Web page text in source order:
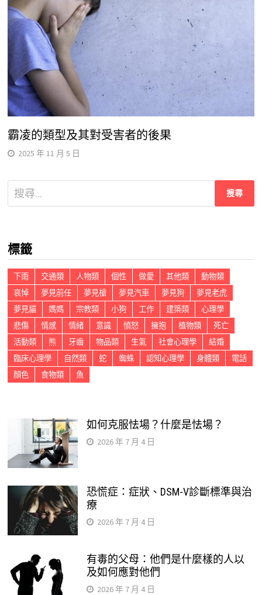
霸凌的類型及其對受害者的後果
2025 年 11 月 5 日
搜
尋
字:
標籤
下雨 交通類 人物類 個性 做愛 其他類
動物類
哀悼
夢見前任 夢見槍 夢見汽車 夢見狗
夢見老虎
夢見貓
媽媽 宗教類 小狗 工作 建築類
心理學
悲傷
情感 情緒 意識 憤怒 擁抱 植物類
死亡
活動類
熊 牙齒 物品類 生氣 社會心理學
結婚
臨床心理學
自然類 蛇 蜘蛛 認知心理學 身體類
電話
顏色
食物類 魚
如何克服怯場？什麼是怯場？
2026 年 7 月 4 日
恐慌症：症狀、DSM-V診斷標準與治
療
2026 年 7 月 4 日
有毒的父母：他們是什麼樣的人以
及如何應對他們
2026 年 7 月 4 日